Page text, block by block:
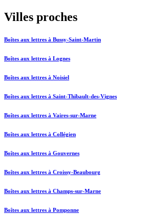
Villes proches
Boîtes aux lettres à Bussy-Saint-Martin
Boîtes aux lettres à Lognes
Boîtes aux lettres à Noisiel
Boîtes aux lettres à Saint-Thibault-des-Vignes
Boîtes aux lettres à Vaires-sur-Marne
Boîtes aux lettres à Collégien
Boîtes aux lettres à Gouvernes
Boîtes aux lettres à Croissy-Beaubourg
Boîtes aux lettres à Champs-sur-Marne
Boîtes aux lettres à Pomponne